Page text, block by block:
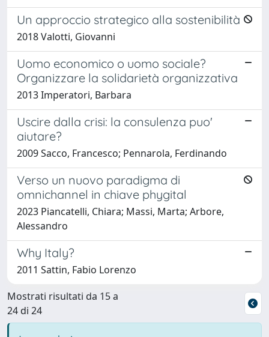
Un approccio strategico alla sostenibilità
2018 Valotti, Giovanni
Uomo economico o uomo sociale?
Organizzare la solidarietà organizzativa
2013 Imperatori, Barbara
Uscire dalla crisi: la consulenza puo'
aiutare?
2009 Sacco, Francesco; Pennarola, Ferdinando
Verso un nuovo paradigma di
omnichannel in chiave phygital
2023 Piancatelli, Chiara; Massi, Marta; Arbore,
Alessandro
Why Italy?
2011 Sattin, Fabio Lorenzo
Mostrati risultati da 15 a
24 di 24